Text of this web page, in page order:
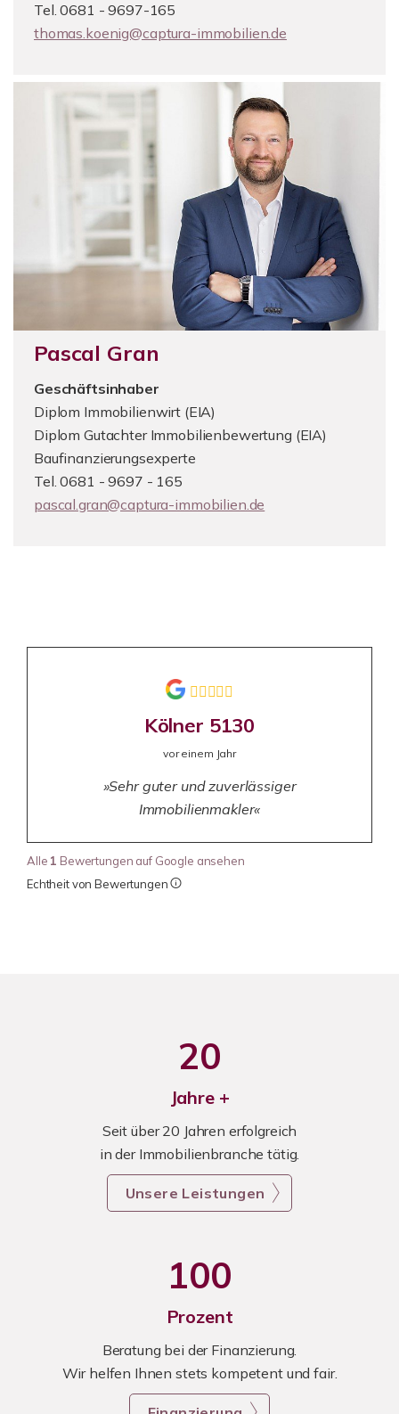
Tel. 0681 - 9697-165
thomas.koenig@captura-immobilien.de
Pascal Gran
Geschäftsinhaber
Diplom Immobilienwirt (EIA)
Diplom Gutachter Immobilienbewertung (EIA)
Baufinanzierungsexperte
Tel. 0681 - 9697 - 165
pascal.gran@captura-immobilien.de
Kölner 5130
vor einem Jahr
Sehr guter und zuverlässiger
Immobilienmakler
Alle 1 Bewertungen auf Google ansehen
Echtheit von Bewertungen
20
Jahre +
Seit über 20 Jahren erfolgreich
in der Immobilienbranche tätig.
Unsere Leistungen
100
Prozent
Beratung bei der Finanzierung.
Wir helfen Ihnen stets kompetent und fair.